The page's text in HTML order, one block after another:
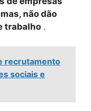
não dão
trabalho .
recrutamento
sociais e